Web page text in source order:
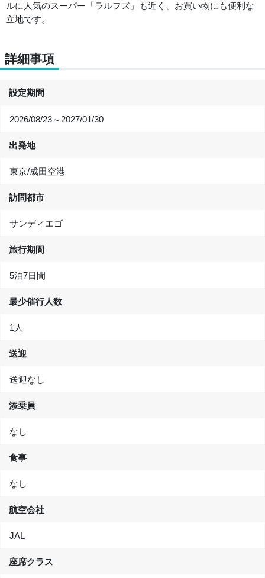
ルに人気のスーパー「ラルフズ」も近く、お買い物にも便利な
立地です。
詳細事項
設定期間
2026/08/23～2027/01/30
出発地
東京/成田空港
訪問都市
サンディエゴ
旅行期間
5泊7日間
最少催行人数
1人
送迎
送迎なし
添乗員
なし
食事
なし
航空会社
JAL
座席クラス